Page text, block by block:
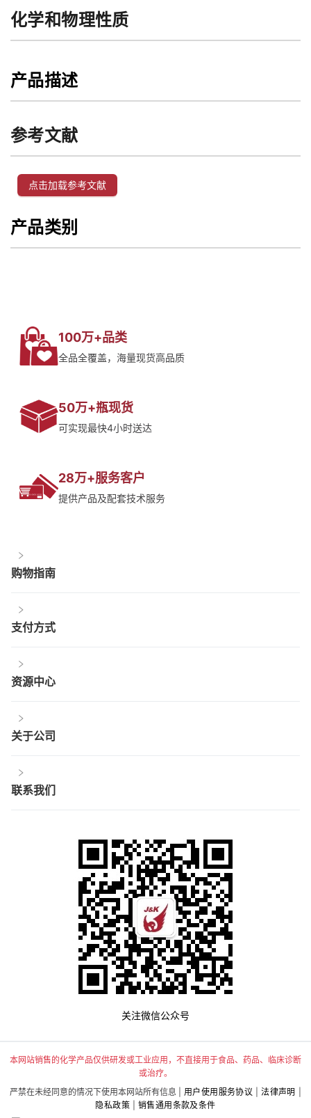
化学和物理性质
产品描述
参考文献
点击加载参考文献
产品类别
100万+品类
全品全覆盖，海量现货高品质
50万+瓶现货
可实现最快4小时送达
28万+服务客户
提供产品及配套技术服务
购物指南
支付方式
资源中心
关于公司
联系我们
关注微信公众号
本网站销售的化学产品仅供研发或工业应用，不直接用于食品、药品、临床诊断
或治疗。
严禁在未经同意的情况下使用本网站所有信息 |
用户使用服务协议 法律声明
隐私政策
销售通用条款及条件